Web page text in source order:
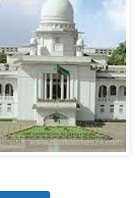
দেশটা আমাদের
হবে: প্রধানমন্ত্রী
১৫ মাস পর দেশে
পুলিশ কোনো দলের বা
স্বরাষ্ট্রমন্ত্রী
গাজীপুরে সাতজনকে
হারুনসহ ১০ জন